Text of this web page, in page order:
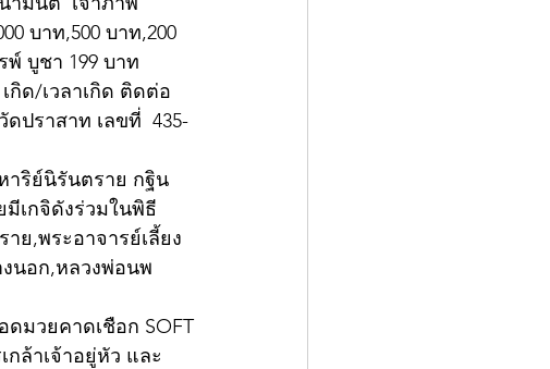
บาท,500 บาท,200
พ์ บูชา 199 บาท
ด/เวลาเกิด ติดต่อ
ปราสาท เลขที่  435-
าริย์นิรันตราย กฐิน
เกจิดังร่วมในพิธี
ย,พระอาจารย์เลี้ยง
นอก,หลวงพ่อนพ
มวยคาดเชือก SOFT
ล้าเจ้าอยู่หัว และ